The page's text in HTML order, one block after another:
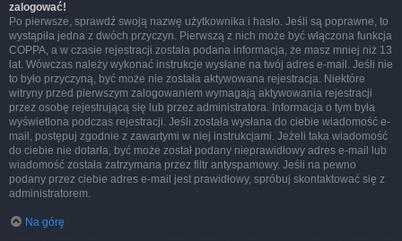
zalogować!
Po pierwsze, sprawdź swoją nazwę użytkownika i hasło. Jeśli są poprawne, to
wystąpiła jedna z dwóch przyczyn. Pierwszą z nich może być włączona funkcja
COPPA, a w czasie rejestracji została podana informacja, że masz mniej niż 13
lat. Wówczas należy wykonać instrukcje wysłane na twój adres e-mail. Jeśli nie
to było przyczyną, być może nie została aktywowana rejestracja. Niektóre
witryny przed pierwszym zalogowaniem wymagają aktywowania rejestracji
przez osobę rejestrującą się lub przez administratora. Informacja o tym była
wyświetlona podczas rejestracji. Jeśli została wysłana do ciebie wiadomość e-
mail, postępuj zgodnie z zawartymi w niej instrukcjami. Jeżeli taka wiadomość
do ciebie nie dotarła, być może został podany nieprawidłowy adres e-mail lub
wiadomość została zatrzymana przez filtr antyspamowy. Jeśli na pewno
podany przez ciebie adres e-mail jest prawidłowy, spróbuj skontaktować się z
administratorem.
Na górę